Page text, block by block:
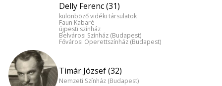
Delly Ferenc (31)
különböző vidéki társulatok
Faun Kabaré
újpesti színház
Belvárosi Színház (Budapest)
Fővárosi Operettszínház (Budapest)
Timár József (32)
Nemzeti Színház (Budapest)